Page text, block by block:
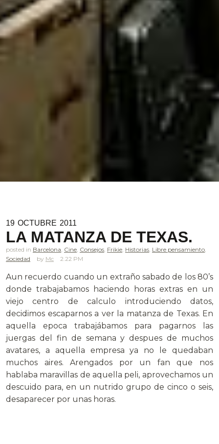
19 OCTUBRE 2011
LA MATANZA DE TEXAS.
posted in Barcelona Cine Consejos Frikie Historias Libre pensamiento
Sociedad
Mc 2.22 PM
Aun recuerdo cuando un extraño sabado de los 80’s
donde trabajabamos haciendo horas extras en un
viejo centro de calculo introduciendo datos,
decidimos escaparnos a ver la matanza de Texas. En
aquella epoca trabajábamos para pagarnos las
juergas del fin de semana y despues de muchos
avatares, a aquella empresa ya no le quedaban
muchos aires. Arengados por un fan que nos
hablaba maravillas de aquella peli, aprovechamos un
descuido para, en un nutrido grupo de cinco o seis,
desaparecer por unas horas.